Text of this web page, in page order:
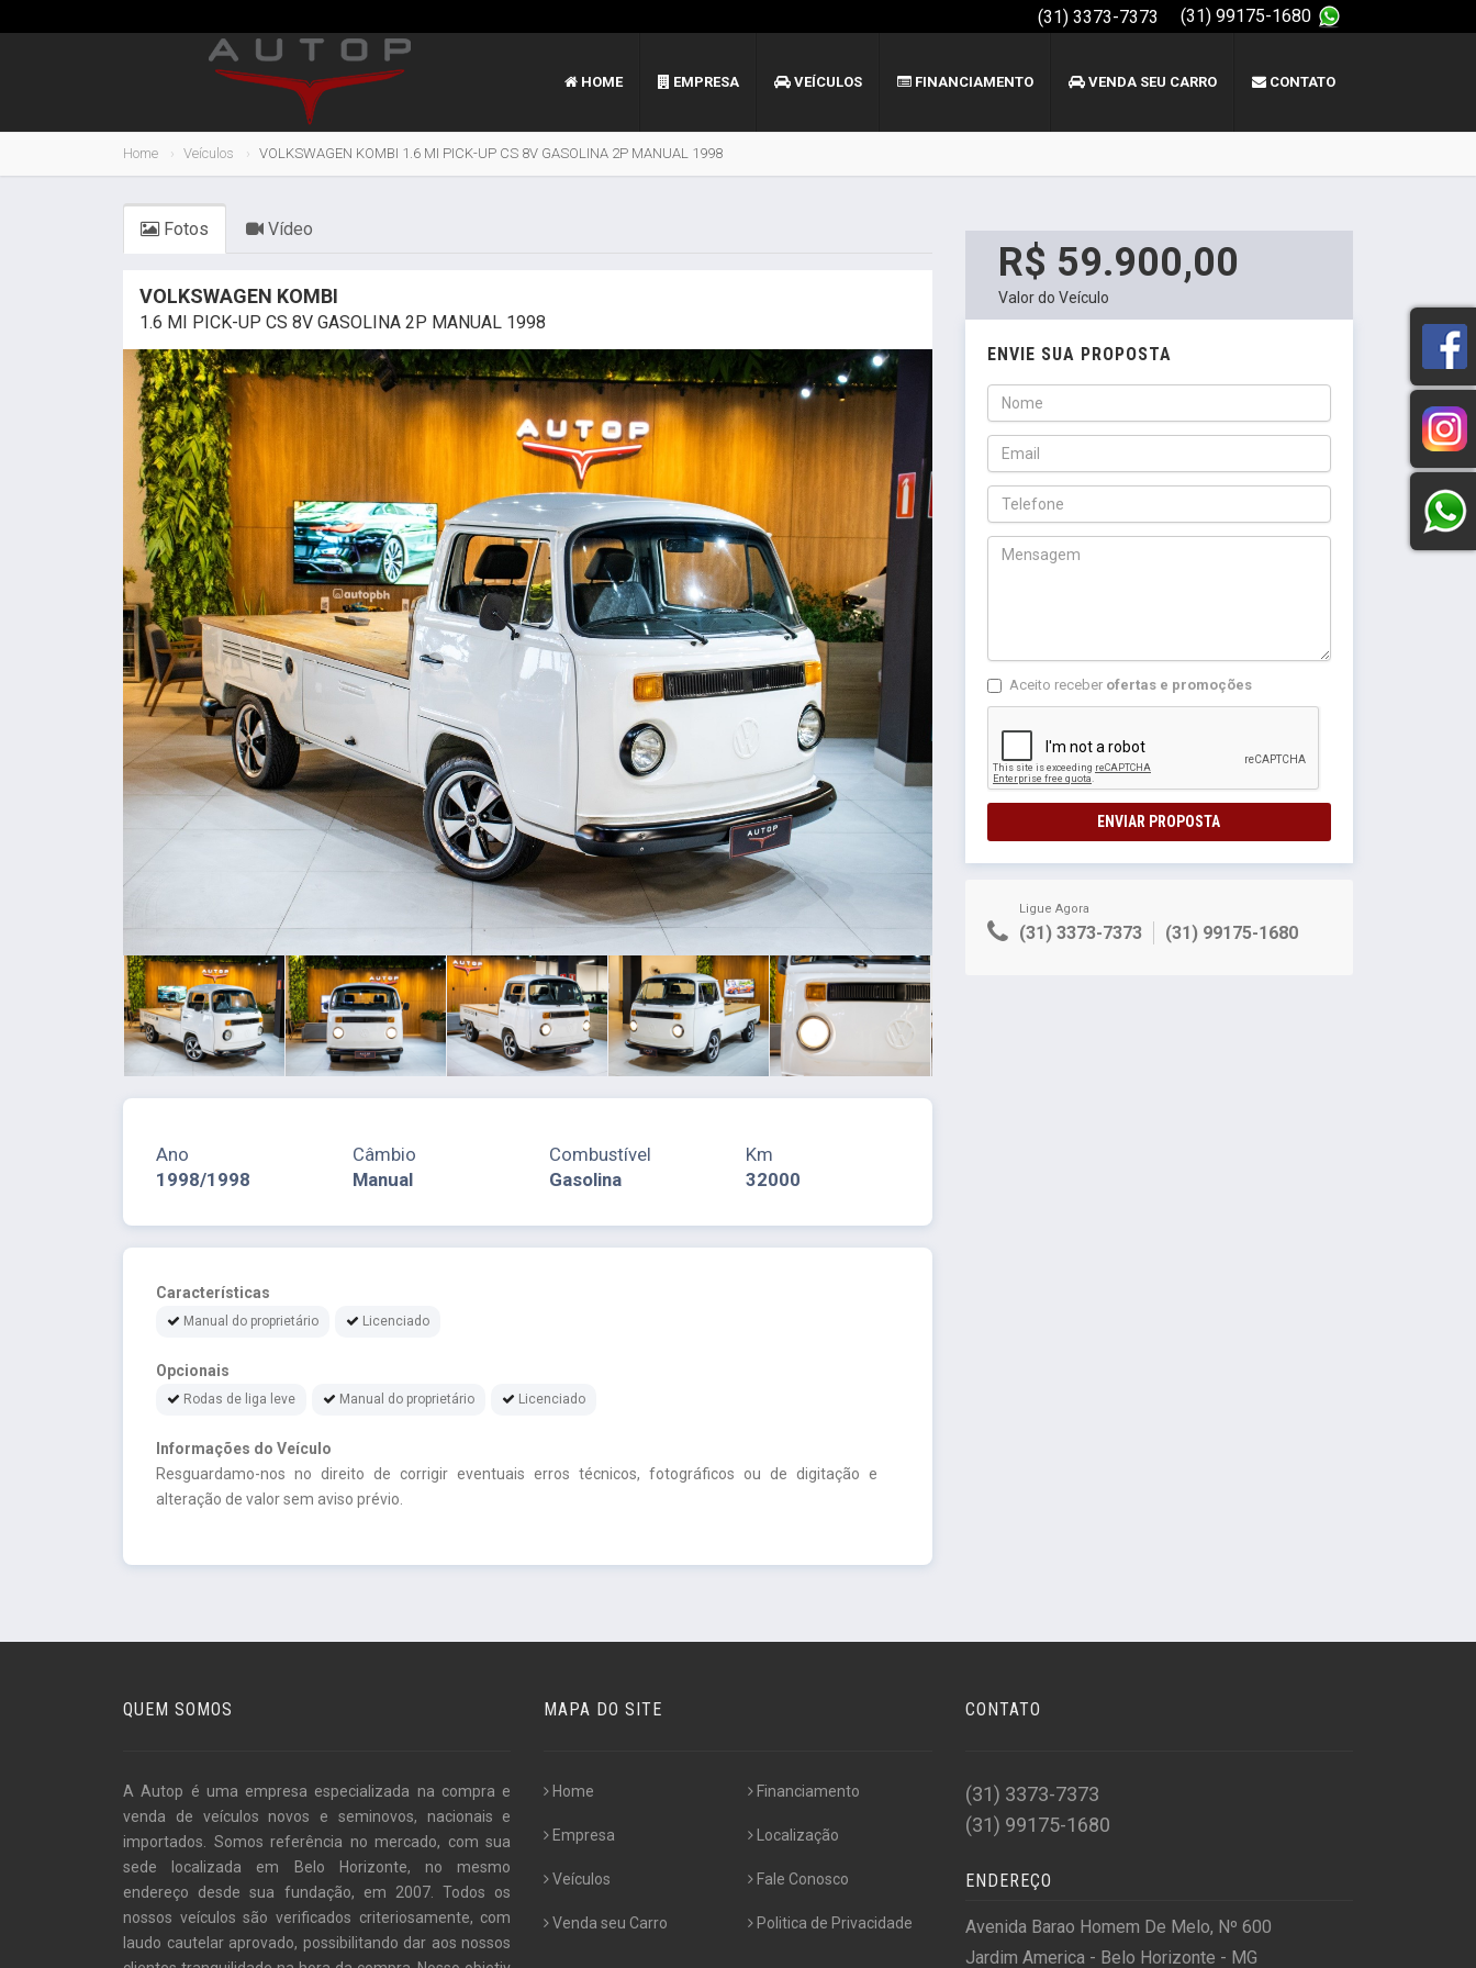
(31) 3373-7373 (31) 99175-1680
HOME EMPRESA VEÍCULOS FINANCIAMENTO VENDA SEU CARRO CONTATO
Home Veículos VOLKSWAGEN KOMBI 1.6 MI PICK-UP CS 8V GASOLINA 2P MANUAL 1998
Fotos Vídeo
VOLKSWAGEN KOMBI
1.6 MI PICK-UP CS 8V GASOLINA 2P MANUAL 1998
Ano
1998/1998
Câmbio
Manual
Combustível
Gasolina
Km
32000
Características
Manual do proprietário Licenciado
Opcionais
Rodas de liga leve Manual do proprietário Licenciado
Informações do Veículo
Resguardamo-nos no direito de corrigir eventuais erros técnicos, fotográficos ou de digitação e
alteração de valor sem aviso prévio.
R$ 59.900,00
Valor do Veículo
ENVIE SUA PROPOSTA
Aceito receber ofertas e promoções
ENVIAR PROPOSTA
Ligue Agora
(31) 3373-7373 (31) 99175-1680
QUEM SOMOS
A Autop é uma empresa especializada na compra e
venda de veículos novos e seminovos, nacionais e
importados. Somos referência no mercado, com sua
sede localizada em Belo Horizonte, no mesmo
endereço desde sua fundação, em 2007. Todos os
nossos veículos são verificados criteriosamente, com
laudo cautelar aprovado, possibilitando dar aos nossos
MAPA DO SITE
Home
Empresa
Veículos
Venda seu Carro
Financiamento
Localização
Fale Conosco
Politica de Privacidade
CONTATO
(31) 3373-7373
(31) 99175-1680
ENDEREÇO
Avenida Barao Homem De Melo, Nº 600
Jardim America - Belo Horizonte - MG